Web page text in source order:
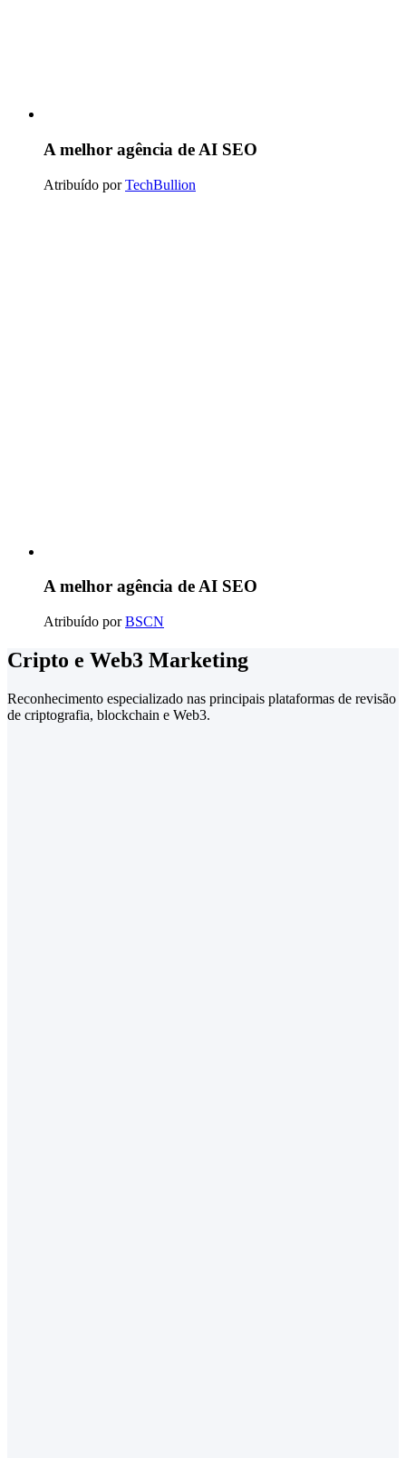
A melhor agência de AI SEO
Atribuído porTechBullion
A melhor agência de AI SEO
Atribuído porBSCN
Cripto e Web3 Marketing
Reconhecimento especializado nas principais plataformas de revisão
de criptografia, blockchain e Web3.